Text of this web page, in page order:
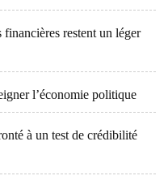
restent un léger
l’économie politique
à un test de crédibilité